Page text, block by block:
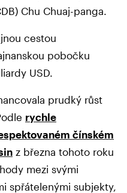
Chu Chuaj-panga.
cestou
pobočku
USD.
prudký růst
rychle
čínském
z března tohoto roku
mezi svými
spřátelenými subjekty,